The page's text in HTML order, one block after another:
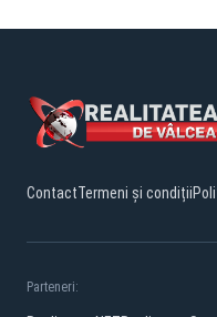
ContactTermeni și condiții
Parteneri: